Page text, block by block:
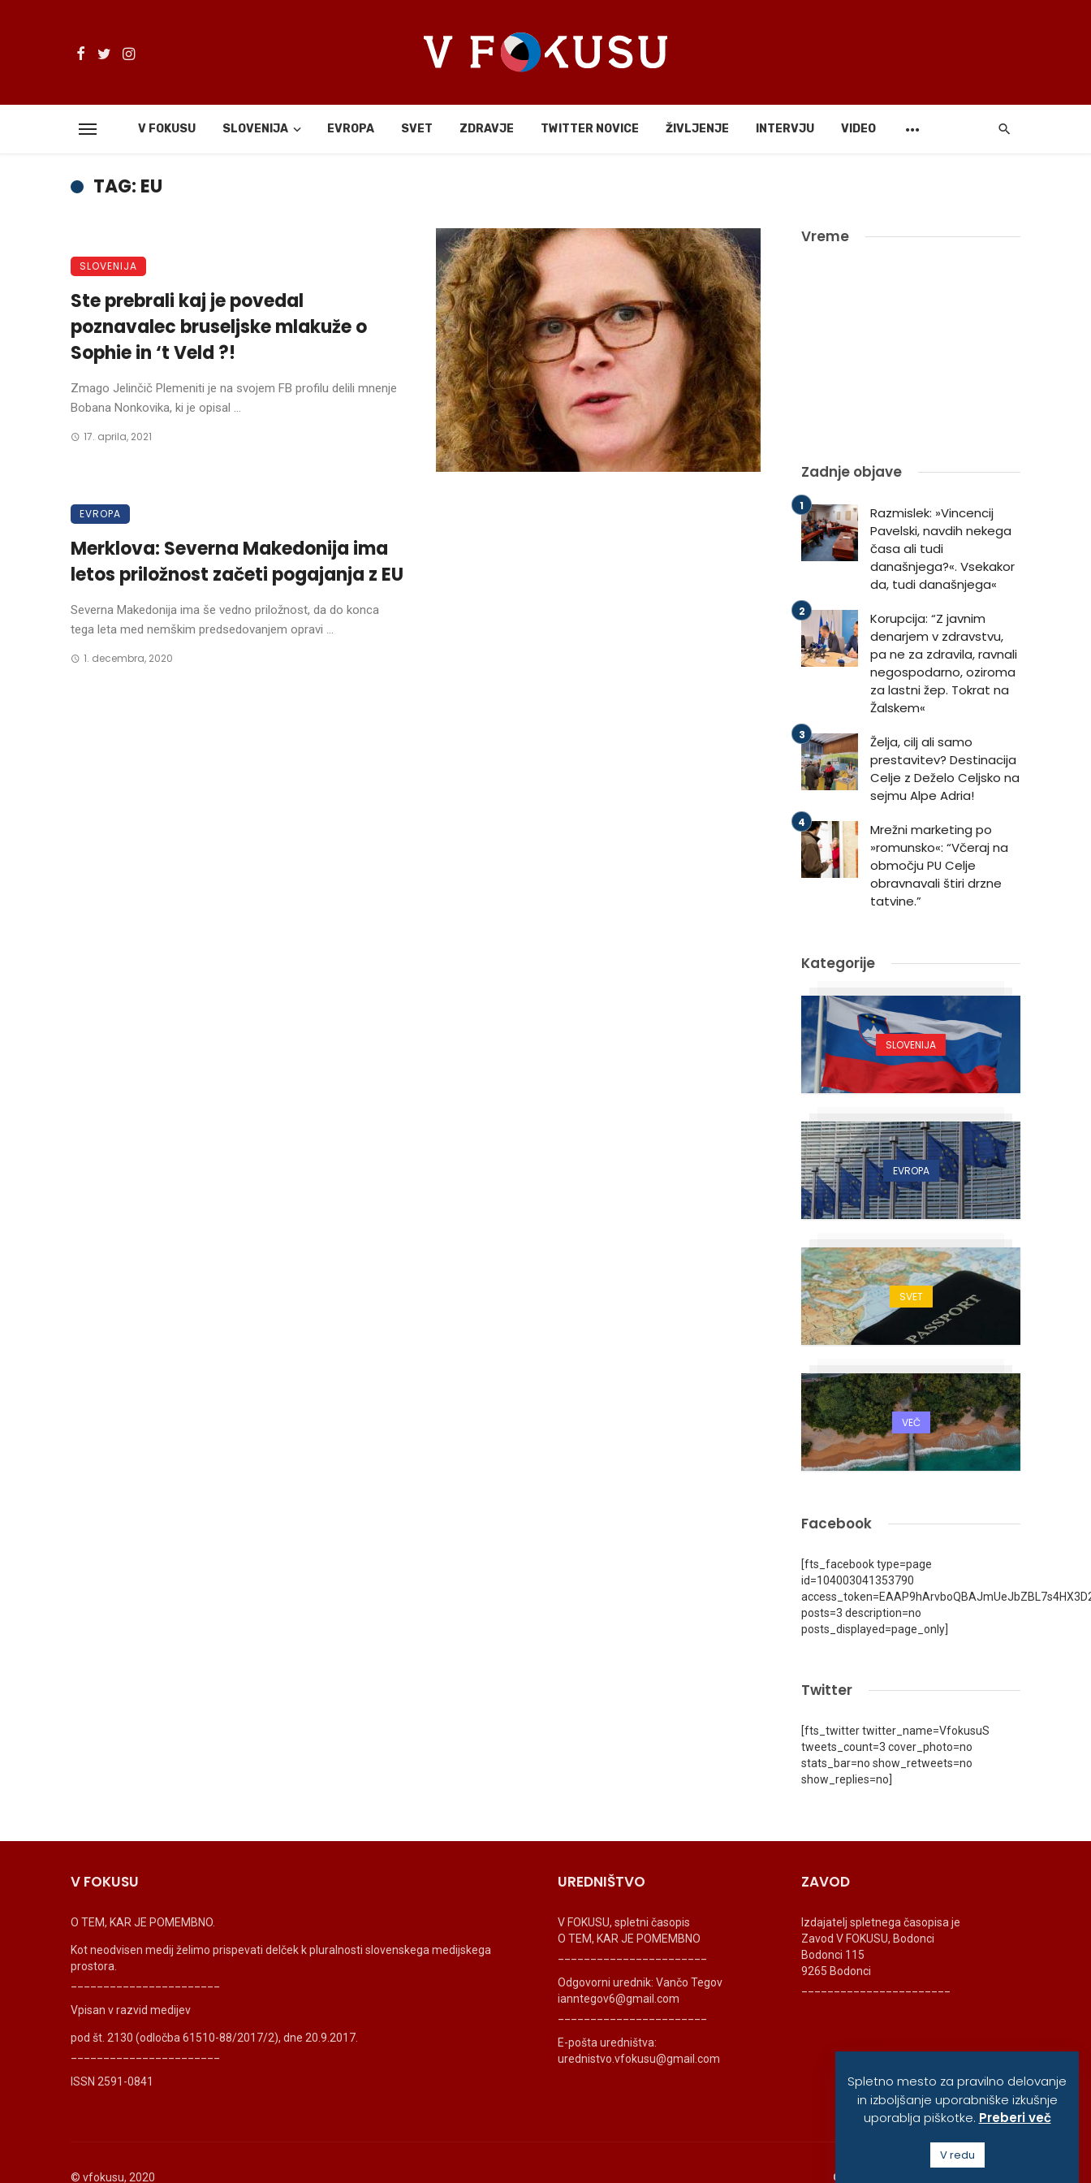
V FOKUSU SLOVENIJA EVROPA SVET ZDRAVJE TWITTER NOVICE ŽIVLJENJE INTERVJU VIDEO
TAG: EU
SLOVENIJA
Ste prebrali kaj je povedal
poznavalec bruseljske mlakuže o
Sophie in ‘t Veld ?!
Zmago Jelinčič Plemeniti je na svojem FB profilu delili mnenje
Bobana Nonkovika, ki je opisal ...
17. aprila, 2021
EVROPA
Merklova: Severna Makedonija ima
letos priložnost začeti pogajanja z EU
Severna Makedonija ima še vedno priložnost, da do konca
tega leta med nemškim predsedovanjem opravi ...
1. decembra, 2020
Vreme
Zadnje objave
Razmislek: »Vincencij
Pavelski, navdih nekega
časa ali tudi
današnjega?«. Vsekakor
da, tudi današnjega«
Korupcija: “Z javnim
denarjem v zdravstvu,
pa ne za zdravila, ravnali
negospodarno, oziroma
za lastni žep. Tokrat na
Žalskem«
Želja, cilj ali samo
prestavitev? Destinacija
Celje z Deželo Celjsko na
sejmu Alpe Adria!
Mrežni marketing po
»romunsko«: “Včeraj na
območju PU Celje
obravnavali štiri drzne
tatvine.”
Kategorije
SLOVENIJA
EVROPA
SVET
VEČ
Facebook
[fts_facebook type=page
id=104003041353790
posts=3 description=no
posts_displayed=page_only]
Twitter
[fts_twitter twitter_name=VfokusuS
tweets_count=3 cover_photo=no
stats_bar=no show_retweets=no
show_replies=no]
V FOKUSU
O TEM, KAR JE POMEMBNO.
Kot neodvisen medij želimo prispevati delček k pluralnosti slovenskega medijskega
prostora.
Vpisan v razvid medijev
pod št. 2130 (odločba 61510-88/2017/2), dne 20.9.2017.
ISSN 2591-0841
UREDNIŠTVO
V FOKUSU, spletni časopis
O TEM, KAR JE POMEMBNO
Odgovorni urednik: Vančo Tegov
ianntegov6@gmail.com
E-pošta uredništva:
urednistvo.vfokusu@gmail.com
ZAVOD
Izdajatelj spletnega časopisa je
Zavod V FOKUSU, Bodonci
Bodonci 115
9265 Bodonci
© vfokusu, 2020 O ZAVODU
Spletno mesto za pravilno delovanje
in izboljšanje uporabniške izkušnje
uporablja piškotke. Preberi več
V redu